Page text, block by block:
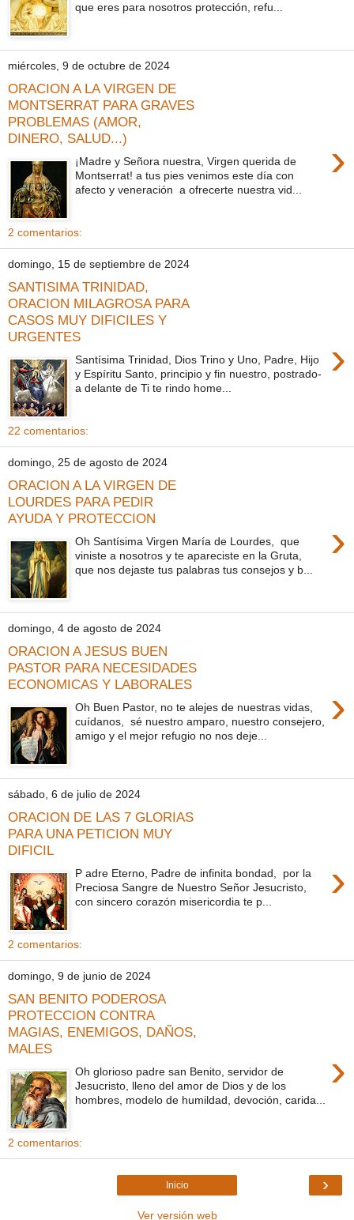
que eres para nosotros protección, refu...
miércoles, 9 de octubre de 2024
ORACION A LA VIRGEN DE
MONTSERRAT PARA GRAVES
PROBLEMAS (AMOR,
DINERO, SALUD...)
›
¡Madre y Señora nuestra, Virgen querida de
Montserrat! a tus pies venimos este día con
afecto y veneración a ofrecerte nuestra vid...
2 comentarios:
domingo, 15 de septiembre de 2024
SANTISIMA TRINIDAD,
ORACION MILAGROSA PARA
CASOS MUY DIFICILES Y
URGENTES
›
Santísima Trinidad, Dios Trino y Uno, Padre, Hijo
y Espíritu Santo, principio y fin nuestro, postrado-
a delante de Ti te rindo home...
22 comentarios:
domingo, 25 de agosto de 2024
ORACION A LA VIRGEN DE
LOURDES PARA PEDIR
AYUDA Y PROTECCION
›
Oh Santísima Virgen María de Lourdes, que
viniste a nosotros y te apareciste en la Gruta,
que nos dejaste tus palabras tus consejos y b...
domingo, 4 de agosto de 2024
ORACION A JESUS BUEN
PASTOR PARA NECESIDADES
ECONOMICAS Y LABORALES
›
Oh Buen Pastor, no te alejes de nuestras vidas,
cuídanos, sé nuestro amparo, nuestro consejero,
amigo y el mejor refugio no nos deje...
sábado, 6 de julio de 2024
ORACION DE LAS 7 GLORIAS
PARA UNA PETICION MUY
DIFICIL
›
P adre Eterno, Padre de infinita bondad, por la
Preciosa Sangre de Nuestro Señor Jesucristo,
con sincero corazón misericordia te p...
2 comentarios:
domingo, 9 de junio de 2024
SAN BENITO PODEROSA
PROTECCION CONTRA
MAGIAS, ENEMIGOS, DAÑOS,
MALES
›
Oh glorioso padre san Benito, servidor de
Jesucristo, lleno del amor de Dios y de los
hombres, modelo de humildad, devoción, carida...
2 comentarios:
›
Inicio
Ver versión web